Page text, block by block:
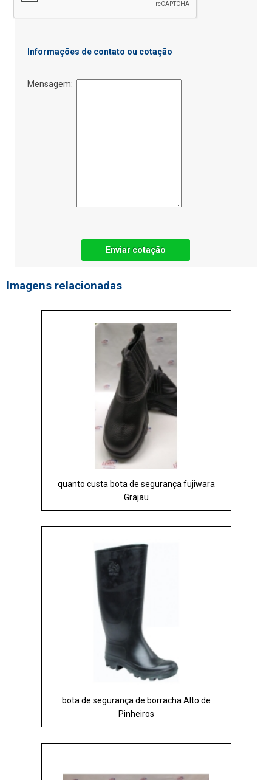
Informações de contato ou cotação
Mensagem:
Enviar cotação
Imagens relacionadas
quanto custa bota de segurança fujiwara
Grajau
bota de segurança de borracha Alto de
Pinheiros